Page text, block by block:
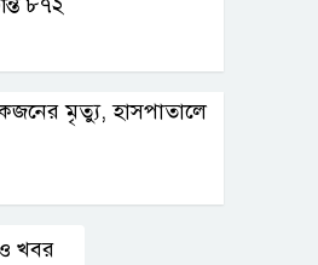
মৃত্যু, হাসপাতালে
খবর